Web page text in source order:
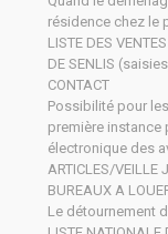
résidence chez le
LISTE DES
DE SENLIS
CONTACT
Possibilité pour
première instance
électronique des
ARTICLES/VEILLE
BUREAUX A
Le détournement